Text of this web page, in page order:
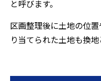
と呼びます。
区画整理後に土地の位
り当てられた土地も換地